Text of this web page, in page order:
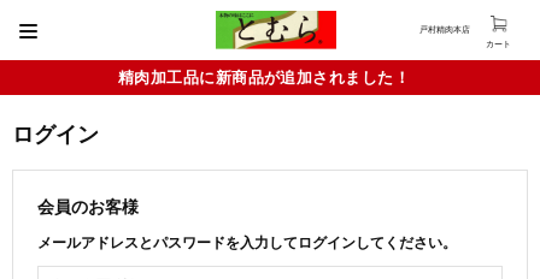
戸村精肉本店
カート
精肉加工品に新商品が追加されました！
ログイン
会員のお客様
メールアドレスとパスワードを入力してログインしてください。